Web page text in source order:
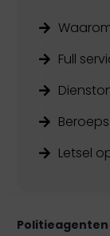
Waarom
Full
Letsel
Politieagenten